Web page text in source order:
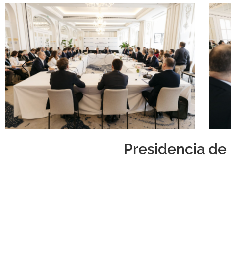
Presidencia